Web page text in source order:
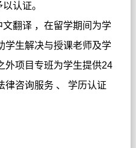
认证。
翻译 ，在留学期间为学
学生解决与授课老师及学
外项目专班为学生提供24
律咨询服务 、 学历认证